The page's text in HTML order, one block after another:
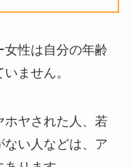
性は自分の年齢
ません。
ホヤされた人、若
ない人などは、ア